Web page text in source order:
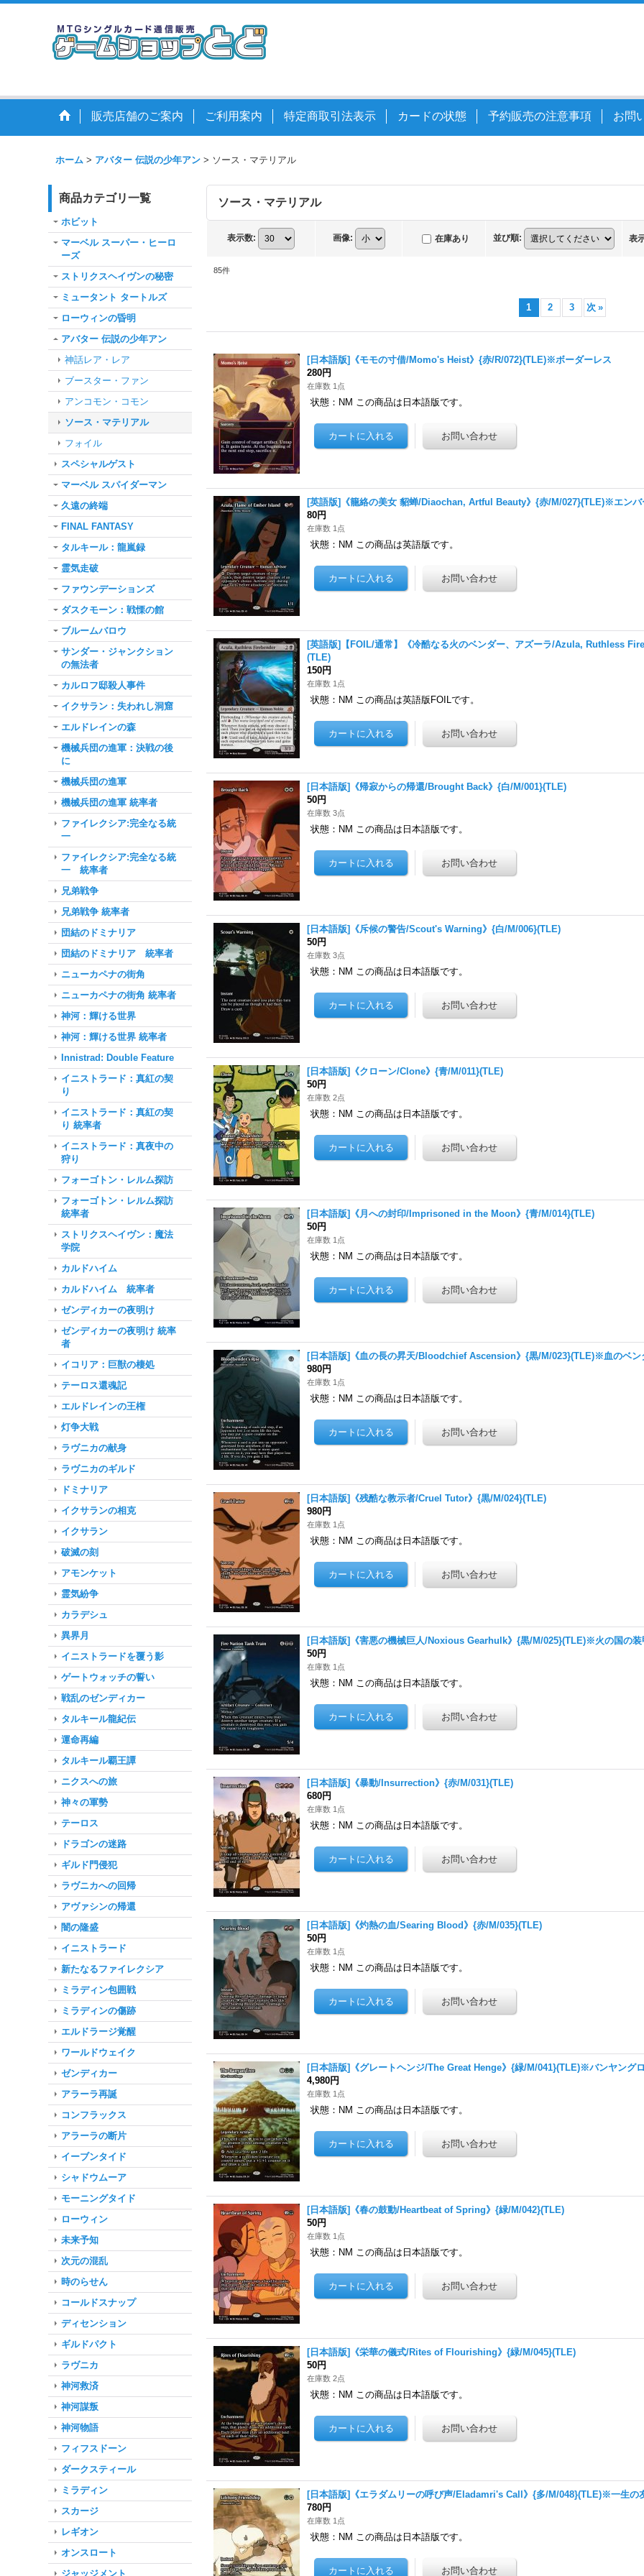
販売店舗のご案内 ご利用案内 特定商取引法表示 カードの状態 予約販売の注意事項 お問
ホーム > アバター 伝説の少年アン > ソース・マテリアル
商品カテゴリ一覧
ホビット
マーベル スーパー・ヒーロ
ーズ
ストリクスヘイヴンの秘密
ミュータント タートルズ
ローウィンの昏明
アバター 伝説の少年アン
神話レア・レア
ブースター・ファン
アンコモン・コモン
ソース・マテリアル
フォイル
スペシャルゲスト
マーベル スパイダーマン
久遠の終端
FINAL FANTASY
タルキール：龍嵐録
霊気走破
ファウンデーションズ
ダスクモーン：戦慄の館
ブルームバロウ
サンダー・ジャンクション
の無法者
カルロフ邸殺人事件
イクサラン：失われし洞窟
エルドレインの森
機械兵団の進軍：決戦の後
に
機械兵団の進軍
機械兵団の進軍 統率者
ファイレクシア:完全なる統
一
ファイレクシア:完全なる統
一 統率者
兄弟戦争
兄弟戦争 統率者
団結のドミナリア
団結のドミナリア 統率者
ニューカペナの街角
ニューカペナの街角 統率者
神河：輝ける世界
神河：輝ける世界 統率者
Innistrad: Double Feature
イニストラード：真紅の契
り
イニストラード：真紅の契
り 統率者
イニストラード：真夜中の
狩り
フォーゴトン・レルム探訪
フォーゴトン・レルム探訪
統率者
ストリクスヘイヴン：魔法
学院
カルドハイム
カルドハイム 統率者
ゼンディカーの夜明け
ゼンディカーの夜明け 統率
者
イコリア：巨獣の棲処
テーロス還魂記
エルドレインの王権
灯争大戦
ラヴニカの献身
ラヴニカのギルド
ドミナリア
イクサランの相克
イクサラン
破滅の刻
アモンケット
霊気紛争
カラデシュ
異界月
イニストラードを覆う影
ゲートウォッチの誓い
戦乱のゼンディカー
タルキール龍紀伝
運命再編
タルキール覇王譚
ニクスへの旅
神々の軍勢
テーロス
ドラゴンの迷路
ギルド門侵犯
ラヴニカへの回帰
アヴァシンの帰還
闇の隆盛
イニストラード
新たなるファイレクシア
ミラディン包囲戦
ミラディンの傷跡
エルドラージ覚醒
ワールドウェイク
ゼンディカー
アラーラ再誕
コンフラックス
アラーラの断片
イーブンタイド
シャドウムーア
モーニングタイド
ローウィン
未来予知
次元の混乱
時のらせん
コールドスナップ
ディセンション
ギルドパクト
ラヴニカ
神河救済
神河謀叛
神河物語
フィフスドーン
ダークスティール
ミラディン
スカージ
レギオン
オンスロート
ジャッジメント
ソース・マテリアル
表示数: 画像: 在庫あり 並び順: 表
85件
1 2 3 次 »
[日本語版]《モモの寸借/Momo's Heist》{赤/R/072}(TLE)※ボーダーレス
280円
在庫数 1点
状態：NM この商品は日本語版です。
[英語版]《籠絡の美女 貂蝉/Diaochan, Artful Beauty》{赤/M/027}(TLE)※エンバ
80円
在庫数 1点
状態：NM この商品は英語版です。
[英語版]【FOIL/通常】《冷酷なる火のベンダー、アズーラ/Azula, Ruthless
(TLE)
150円
在庫数 1点
状態：NM この商品は英語版FOILです。
[日本語版]《帰寂からの帰還/Brought Back》{白/M/001}(TLE)
50円
在庫数 3点
状態：NM この商品は日本語版です。
[日本語版]《斥候の警告/Scout's Warning》{白/M/006}(TLE)
50円
在庫数 3点
状態：NM この商品は日本語版です。
[日本語版]《クローン/Clone》{青/M/011}(TLE)
50円
在庫数 2点
状態：NM この商品は日本語版です。
[日本語版]《月への封印/Imprisoned in the Moon》{青/M/014}(TLE)
50円
在庫数 1点
状態：NM この商品は日本語版です。
[日本語版]《血の長の昇天/Bloodchief Ascension》{黒/M/023}(TLE)※血のベン
980円
在庫数 1点
状態：NM この商品は日本語版です。
[日本語版]《残酷な教示者/Cruel Tutor》{黒/M/024}(TLE)
980円
在庫数 1点
状態：NM この商品は日本語版です。
[日本語版]《害悪の機械巨人/Noxious Gearhulk》{黒/M/025}(TLE)※火の国の装
50円
在庫数 1点
状態：NM この商品は日本語版です。
[日本語版]《暴動/Insurrection》{赤/M/031}(TLE)
680円
在庫数 1点
状態：NM この商品は日本語版です。
[日本語版]《灼熱の血/Searing Blood》{赤/M/035}(TLE)
50円
在庫数 1点
状態：NM この商品は日本語版です。
[日本語版]《グレートヘンジ/The Great Henge》{緑/M/041}(TLE)※バンヤング
4,980円
在庫数 1点
状態：NM この商品は日本語版です。
[日本語版]《春の鼓動/Heartbeat of Spring》{緑/M/042}(TLE)
50円
在庫数 1点
状態：NM この商品は日本語版です。
[日本語版]《栄華の儀式/Rites of Flourishing》{緑/M/045}(TLE)
50円
在庫数 2点
状態：NM この商品は日本語版です。
[日本語版]《エラダムリーの呼び声/Eladamri's Call》{多/M/048}(TLE)※一生の
780円
在庫数 1点
状態：NM この商品は日本語版です。